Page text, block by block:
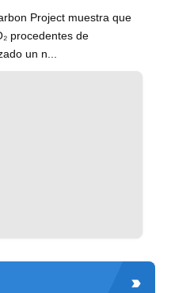
Project muestra que
procedentes de
un n...